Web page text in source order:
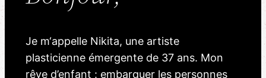
Je m‘appelle Nikita, une artiste
plasticienne émergente de 37 ans. Mon
rêve d’enfant : embarquer les personnes